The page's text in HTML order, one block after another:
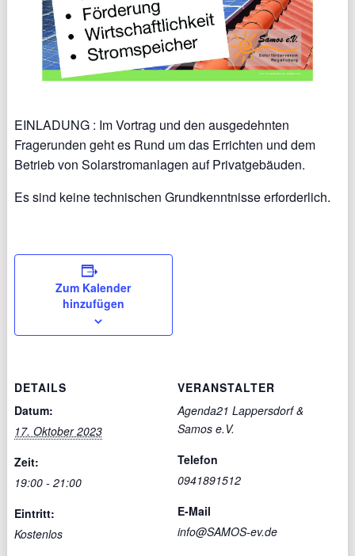
EINLADUNG : Im Vortrag und den ausgedehnten
Fragerunden geht es Rund um das Errichten und dem
Betrieb von Solarstromanlagen auf Privatgebäuden.
Es sind keine technischen Grundkenntnisse erforderlich.
Zum Kalender
hinzufügen
DETAILS
Datum:
17. Oktober 2023
Zeit:
19:00 - 21:00
Eintritt:
Kostenlos
VERANSTALTER
Agenda21 Lappersdorf &
Samos e.V.
Telefon
0941891512
E-Mail
info@SAMOS-ev.de